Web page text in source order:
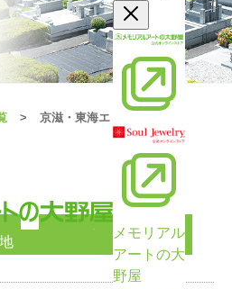
メモリアル
アートの大
野屋
京滋・東海エリア
次の10件>